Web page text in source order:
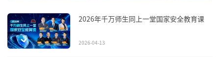
2026年千万师生同上一堂国家安全教育课
2026-04-13